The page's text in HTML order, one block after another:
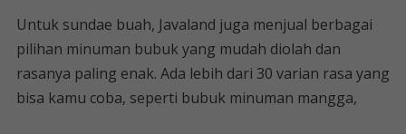
Untuk sundae buah, Javaland juga menjual berbagai
pilihan minuman bubuk yang mudah diolah dan
rasanya paling enak. Ada lebih dari 30 varian rasa yang
bisa kamu coba, seperti bubuk minuman mangga,